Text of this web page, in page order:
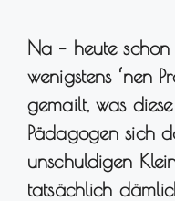
Na – heute
wenigstens ‘nen
gemailt, was
Pädagogen sich
unschuldigen
tatsächlich